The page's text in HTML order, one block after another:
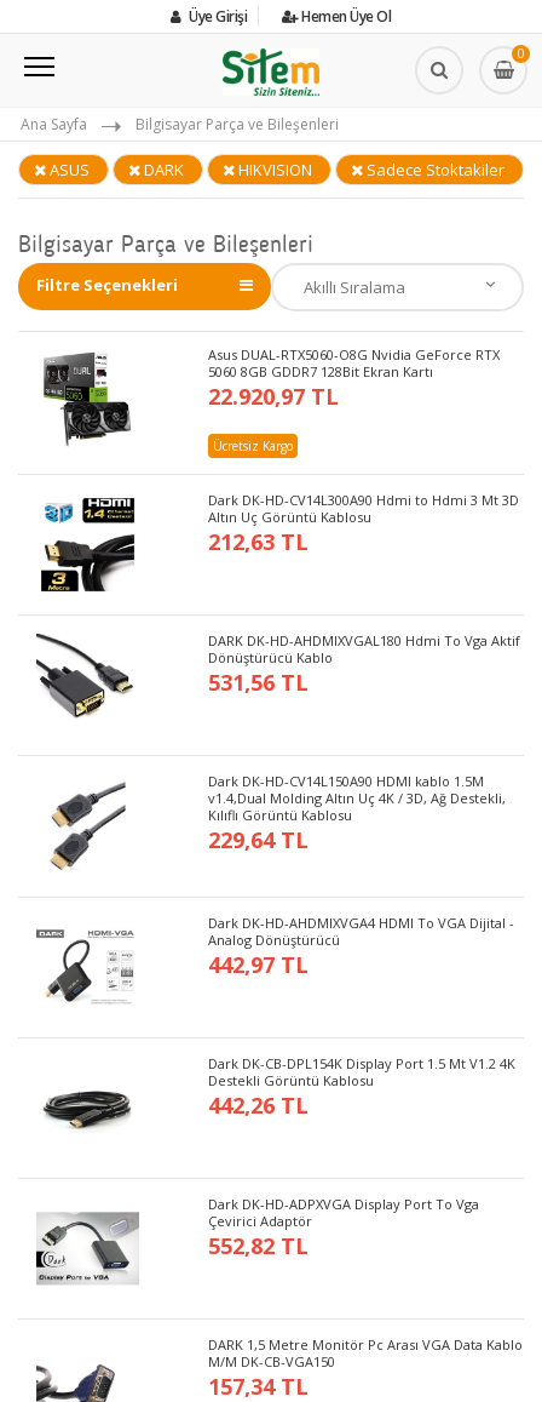
Üye Girişi Hemen Üye Ol
0
Ana Sayfa Bilgisayar Parça ve Bileşenleri
ASUS DARK HIKVISION Sadece Stoktakiler
Bilgisayar Parça ve Bileşenleri
Filtre Seçenekleri
Asus DUAL-RTX5060-O8G Nvidia GeForce RTX
5060 8GB GDDR7 128Bit Ekran Kartı
22.920,97 TL
Ücretsiz Kargo
Dark DK-HD-CV14L300A90 Hdmi to Hdmi 3 Mt 3D
Altın Uç Görüntü Kablosu
212,63 TL
DARK DK-HD-AHDMIXVGAL180 Hdmi To Vga Aktif
Dönüştürücü Kablo
531,56 TL
Dark DK-HD-CV14L150A90 HDMI kablo 1.5M
v1.4,Dual Molding Altın Uç 4K / 3D, Ağ Destekli,
Kılıflı Görüntü Kablosu
229,64 TL
Dark DK-HD-AHDMIXVGA4 HDMI To VGA Dijital -
Analog Dönüştürücü
442,97 TL
Dark DK-CB-DPL154K Display Port 1.5 Mt V1.2 4K
Destekli Görüntü Kablosu
442,26 TL
Dark DK-HD-ADPXVGA Display Port To Vga
Çevirici Adaptör
552,82 TL
DARK 1,5 Metre Monitör Pc Arası VGA Data Kablo
M/M DK-CB-VGA150
157,34 TL